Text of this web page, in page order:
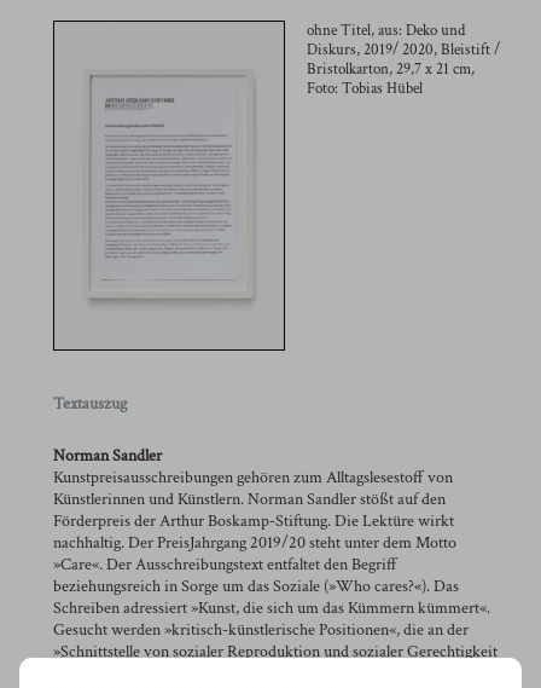
ohne Titel, aus: Deko und
Diskurs, 2019/ 2020, Bleistift /
Bristolkarton, 29,7 x 21 cm,
Foto: Tobias Hübel
Textauszug
Norman Sandler
Kunstpreisausschreibungen gehören zum Alltagslesestoff von
Künstlerinnen und Künstlern. Norman Sandler stößt auf den
Förderpreis der Arthur Boskamp-Stiftung. Die Lektüre wirkt
nachhaltig. Der PreisJahrgang 2019/20 steht unter dem Motto
»Care«. Der Ausschreibungstext entfaltet den Begriff
beziehungsreich in Sorge um das Soziale (»Who cares?«). Das
Schreiben adressiert »Kunst, die sich um das Kümmern kümmert«.
Gesucht werden »kritisch-künstlerische Positionen«, die an der
»Schnittstelle von sozialer Reproduktion und sozialer Gerechtigkeit